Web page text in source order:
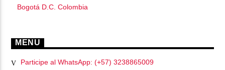
Bogotá D.C. Colombia
MENU
Participe al WhatsApp: (+57) 3238865009